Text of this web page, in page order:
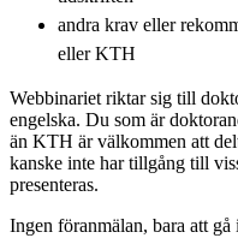
andra krav eller
eller KTH
Webbinariet riktar sig till
engelska. Du som är
än KTH är välkommen att
kanske inte har tillgång till
presenteras.
Ingen föranmälan, bara att